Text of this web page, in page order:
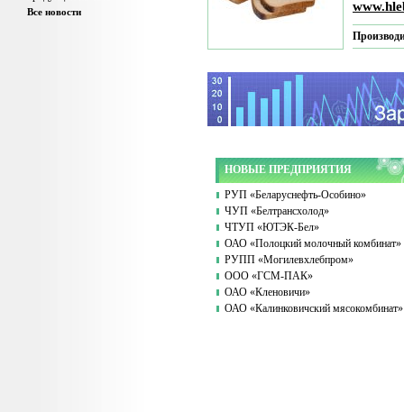
Все новости
НОВЫЕ ПРЕДПРИЯТИЯ
РУП «Беларуснефть-Особино»
ЧУП «Белтрансхолод»
ЧТУП «ЮТЭК-Бел»
ОАО «Полоцкий молочный комбинат»
РУПП «Могилевхлебпром»
ООО «ГСМ-ПАК»
ОАО «Кленовичи»
ОАО «Калинковичский мясокомбинат»